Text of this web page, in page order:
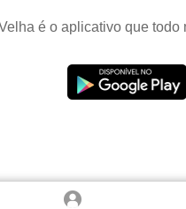
é o aplicativo que